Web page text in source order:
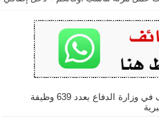
عاجل وظائف في وزارة الدفاع بعدد 639 وظيفة